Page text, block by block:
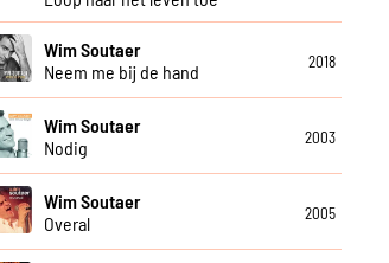
Wim Soutaer
Neem me bij de hand
2018
Wim Soutaer
Nodig
2003
Wim Soutaer
Overal
2005